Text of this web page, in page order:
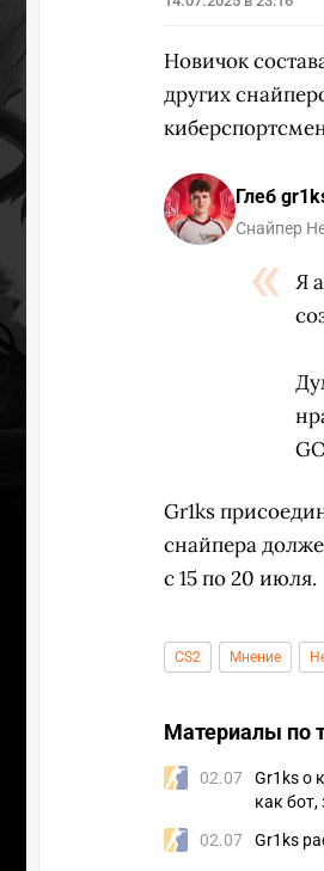
Новичок
других
Глеб
Снайпер
Я
Gr1ks
снайпера
с 15 по 20 июля.
CS2 Мнение
Материалы по
02.07
Gr1ks о
как бот,
02.07 Gr1ks